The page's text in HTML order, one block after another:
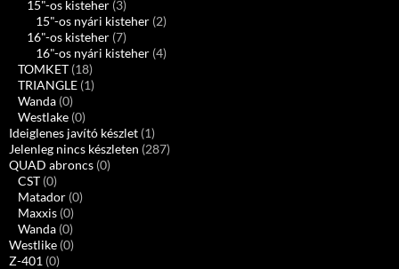
15"-os kisteher (3)
15"-os nyári kisteher (2)
16"-os kisteher (7)
16"-os nyári kisteher (4)
TOMKET (18)
TRIANGLE (1)
Wanda (0)
Westlake (0)
Ideiglenes javító készlet (1)
Jelenleg nincs készleten (287)
QUAD abroncs (0)
CST (0)
Matador (0)
Maxxis (0)
Wanda (0)
Westlike (0)
Z-401 (0)